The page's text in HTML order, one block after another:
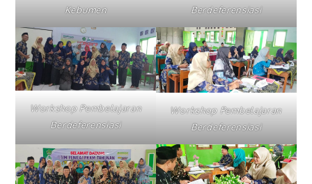
Kebumen
Berdeferensiasi
Workshop Pembelajaran
Berdeferensiasi
Workshop Pembelajaran
Berdeferensiasi